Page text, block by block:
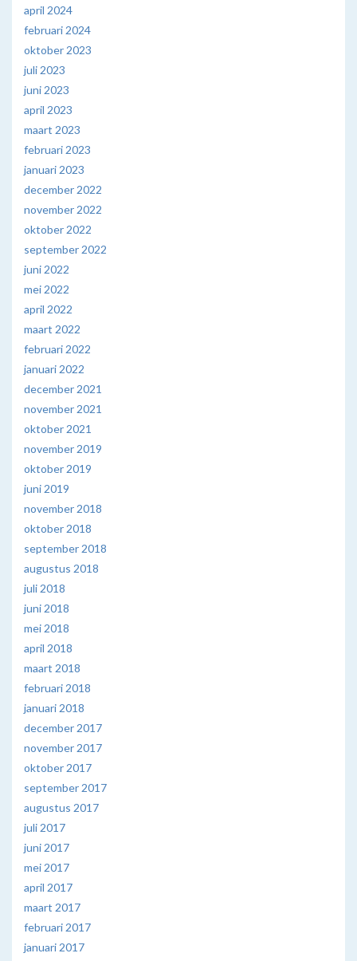
april 2024
februari 2024
oktober 2023
juli 2023
juni 2023
april 2023
maart 2023
februari 2023
januari 2023
december 2022
november 2022
oktober 2022
september 2022
juni 2022
mei 2022
april 2022
maart 2022
februari 2022
januari 2022
december 2021
november 2021
oktober 2021
november 2019
oktober 2019
juni 2019
november 2018
oktober 2018
september 2018
augustus 2018
juli 2018
juni 2018
mei 2018
april 2018
maart 2018
februari 2018
januari 2018
december 2017
november 2017
oktober 2017
september 2017
augustus 2017
juli 2017
juni 2017
mei 2017
april 2017
maart 2017
februari 2017
januari 2017